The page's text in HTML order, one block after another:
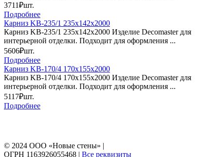
3711₽шт.
Подробнее
Карниз KB-235/1 235х142х2000
Карниз KB-235/1 235х142х2000 Изделие Decomaster для
интерьерной отделки. Подходит для оформления ...
5606₽шт.
Подробнее
Карниз KB-170/4 170х155х2000
Карниз KB-170/4 170х155х2000 Изделие Decomaster для
интерьерной отделки. Подходит для оформления ...
5117₽шт.
Подробнее
© 2024 ООО «Новые стены» |
ОГРН 1163926055468 | Все реквизиты